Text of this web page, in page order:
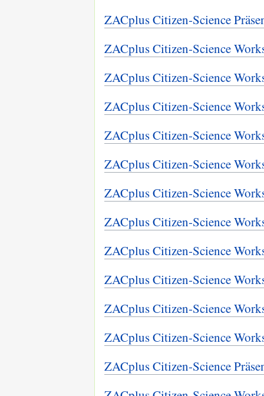
ZACplus Citizen-Science
ZACplus Citizen-Science
ZACplus Citizen-Science
ZACplus Citizen-Science
ZACplus Citizen-Science
ZACplus Citizen-Science
ZACplus Citizen-Science
ZACplus Citizen-Science
ZACplus Citizen-Science
ZACplus Citizen-Science
ZACplus Citizen-Science
ZACplus Citizen-Science
ZACplus Citizen-Science